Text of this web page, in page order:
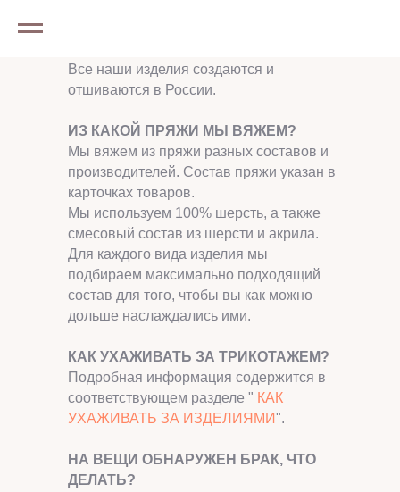
Все наши изделия создаются и
отшиваются в России.
ИЗ КАКОЙ ПРЯЖИ МЫ ВЯЖЕМ?
Мы вяжем из пряжи разных составов и
производителей. Состав пряжи указан в
карточках товаров.
Мы используем 100% шерсть, а также
смесовый состав из шерсти и акрила.
Для каждого вида изделия мы
подбираем максимально подходящий
состав для того, чтобы вы как можно
дольше наслаждались ими.
КАК УХАЖИВАТЬ ЗА ТРИКОТАЖЕМ?
Подробная информация содержится в
соответствующем разделе " КАК
УХАЖИВАТЬ ЗА ИЗДЕЛИЯМИ".
НА ВЕЩИ ОБНАРУЖЕН БРАК, ЧТО
ДЕЛАТЬ?